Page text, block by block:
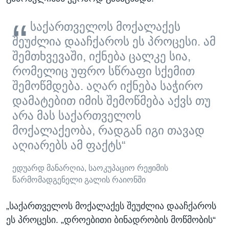
საქართველოს მოქალაქეს
შეუძლია დააჩქაროს ეს პროცესი. ამ
შემთხვევაში, იქნება ცალკე სია,
რომელიც უფრო სწრაფი სქემით
შემოწმდება. აღარ იქნება საჭირო
დამატებით იმის შემოწმება აქვს თუ
არა მას საქართველოს
მოქალაქეობა, რადგან იგი თავად
აღიარებს ამ ფაქტს“
ედუარდ მანარღია, საოკუპაციო რეჟიმის
წარმომადგენელი გალის რაიონში
„საქართველოს მოქალაქეს შეუძლია დააჩქაროს
ეს პროცესი. „დროებითი ბინადრობის მოწმობის“